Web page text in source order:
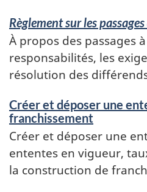
Règlement sur les
À propos des passages
responsabilités, les
résolution des
Créer et déposer une
franchissement
Créer et déposer une
ententes en vigueur,
la construction de